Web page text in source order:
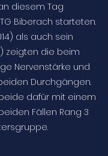
diesem Tag
Biberach starteten.
als auch sein
zeigten die beim
Nervenstärke und
Durchgängen.
dafür mit einem
Fällen Rang 3